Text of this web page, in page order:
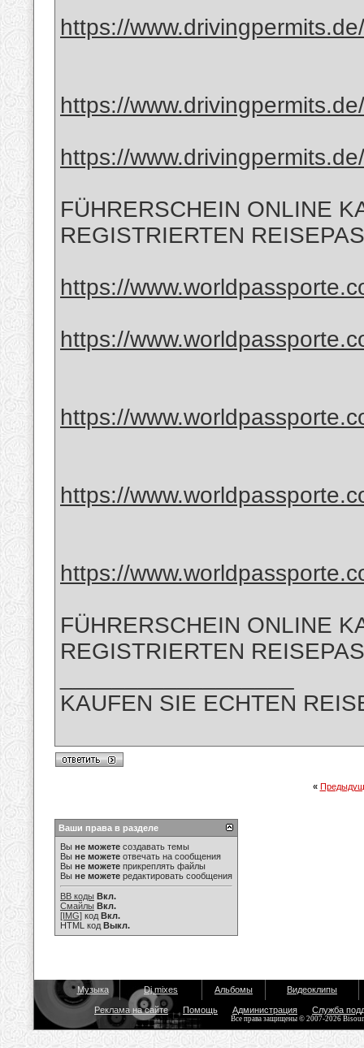
https://
https://
https://
FÜHRERSCHEIN ONLINE
REGISTRIERTEN
https://
https://
https://
https://
https://
FÜHRERSCHEIN ONLINE
REGISTRIERTEN
KAUFEN SIE ECHTEN
«
Ваши права в разделе
Вы не можете создавать темы
Вы не можете отвечать на сообщения
Вы не можете прикреплять файлы
Вы не можете редактировать сообщения
BB коды Вкл.
Смайлы Вкл.
[IMG] код Вкл.
HTML код Выкл.
Музыка Dj mixes Альбомы Видеоклипы
Реклама на сайте Помощь Администрация Служба
Все права защищены © 2007-2026